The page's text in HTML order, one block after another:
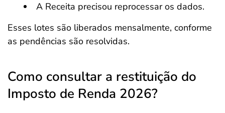
A Receita precisou reprocessar os dados.
Esses lotes são liberados mensalmente, conforme
as pendências são resolvidas.
Como consultar a restituição do
Imposto de Renda 2026?